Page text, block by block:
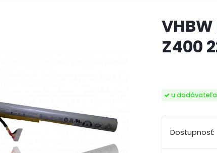
Z400
u
Dostupnosť: